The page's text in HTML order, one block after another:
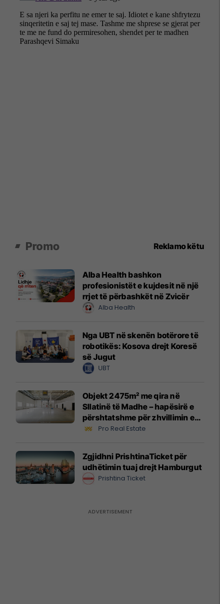
Promo Reklamo këtu
Alba Health bashkon
profesionistët e kujdesit në një
rrjet të përbashkët në Zvicër
Alba Health
Nga UBT në skenën botërore të
robotikës: Kosova drejt Koresë
së Jugut
UBT
Objekt 2475m² me qira në
Sllatinë të Madhe – hapësirë e
përshtatshme për zhvillimin e
biznesit #16068
Pro Real Estate
Zgjidhni PrishtinaTicket për
udhëtimin tuaj drejt Hamburgut
Prishtina Ticket